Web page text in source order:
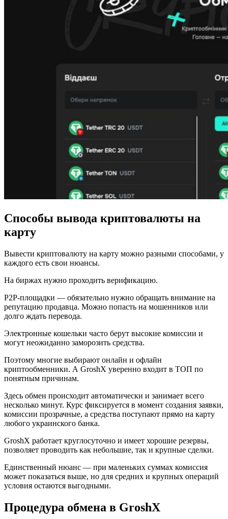
Способы вывода криптовалюты на
карту
Вывести криптовалюту на карту можно разными способами, у
каждого есть свои нюансы.
На биржах нужно проходить верификацию.
P2P-площадки — обязательно нужно обращать внимание на
репутацию продавца. Можно попасть на мошенников или
долго ждать перевода.
Электронные кошельки часто берут высокие комиссии и
могут неожиданно заморозить средства.
Поэтому многие выбирают онлайн и офлайн
криптообменники. А GroshX уверенно входит в ТОП по
понятным причинам.
Здесь обмен происходит автоматически и занимает всего
несколько минут. Курс фиксируется в момент создания заявки,
комиссии прозрачные, а средства поступают прямо на карту
любого украинского банка.
GroshX работает круглосуточно и имеет хорошие резервы,
позволяет проводить как небольшие, так и крупные сделки.
Единственный нюанс — при маленьких суммах комиссия
может показаться выше, но для средних и крупных операций
условия остаются выгодными.
Процедура обмена в GroshX